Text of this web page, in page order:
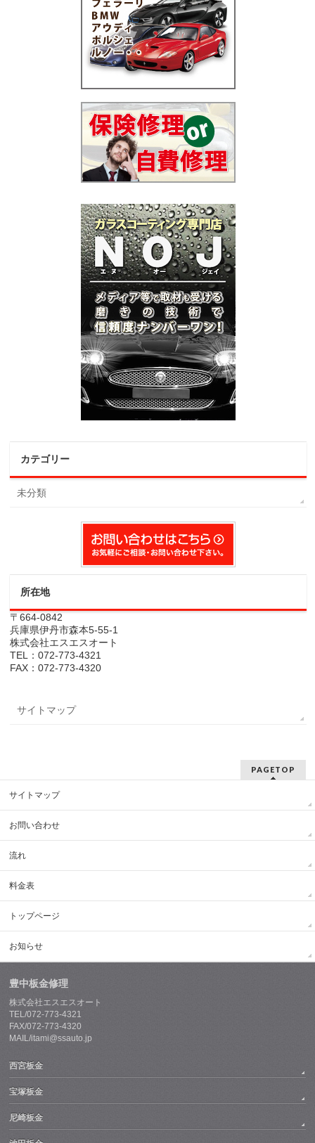
カテゴリー
未分類
所在地
〒664-0842
兵庫県伊丹市森本5-55-1
株式会社エスエスオート
TEL：072-773-4321
FAX：072-773-4320
サイトマップ
PAGETOP
サイトマップ
お問い合わせ
流れ
料金表
トップページ
お知らせ
豊中板金修理
株式会社エスエスオート
TEL/072-773-4321
FAX/072-773-4320
MAIL/itami@ssauto.jp
西宮板金
宝塚板金
尼崎板金